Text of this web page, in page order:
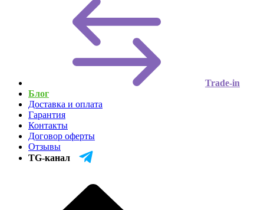
Trade-in
Блог
Доставка и оплата
Гарантия
Контакты
Договор оферты
Отзывы
TG-канал